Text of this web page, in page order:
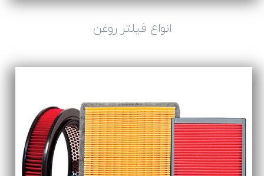
انواع فیلتر روغن